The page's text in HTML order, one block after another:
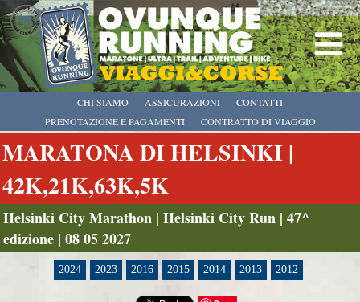
CHI SIAMO
PRENOTAZIONE E PAGAMENTI
CONTRATTO DI VIAGGIO
ASSICURAZIONI CONTATTI
MARATONA DI HELSINKI |
42K,21K,63K,5K
Helsinki City Marathon | Helsinki City Run | 47^
edizione | 08 05 2027
2024 2023 2016 2015 2014 2013 2012